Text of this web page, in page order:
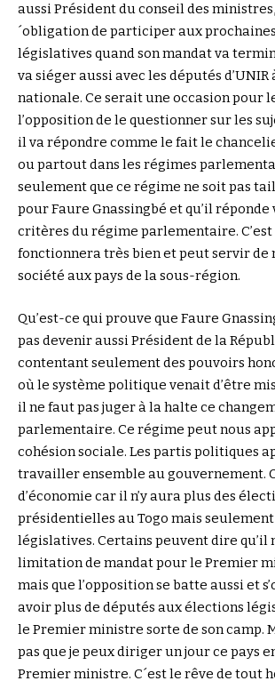
aussi Président du conseil des
´obligation de participer aux
législatives quand son mandat va
va siéger aussi avec les députés d’UNIR
nationale. Ce serait une occasion pour
l’opposition de le questionner sur les
il va répondre comme le fait le
ou partout dans les régimes
seulement que ce régime ne soit pas
pour Faure Gnassingbé et qu’il
critères du régime parlementaire. C’est
fonctionnera très bien et peut servir de
société aux pays de la sous-région.
Qu’est-ce qui prouve que Faure
pas devenir aussi Président de la
contentant seulement des pouvoirs
où le système politique venait d’être mis
il ne faut pas juger à la halte ce
parlementaire. Ce régime peut nous
cohésion sociale. Les partis politiques
travailler ensemble au gouvernement.
d’économie car il n’y aura plus des
présidentielles au Togo mais
législatives. Certains peuvent dire qu’il
limitation de mandat pour le Premier
mais que l’opposition se batte aussi et
avoir plus de députés aux élections
le Premier ministre sorte de son camp.
pas que je peux diriger un jour ce pays
Premier ministre. C´est le rêve de tout